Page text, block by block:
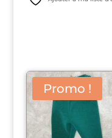
Promo !